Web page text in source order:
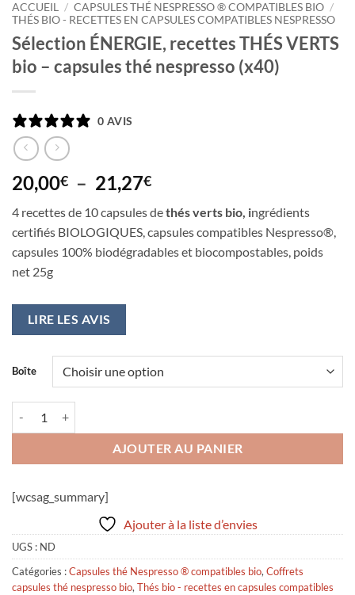
ACCUEIL / CAPSULES THÉ NESPRESSO ® COMPATIBLES BIO /
THÉS BIO - RECETTES EN CAPSULES COMPATIBLES NESPRESSO
Sélection ÉNERGIE, recettes THÉS VERTS
bio – capsules thé nespresso (x40)
0 AVIS
20,00€ – 21,27€Plage
prix :
20,00€
à
4 recettes de 10 capsules dethés verts bio, ingrédients
certifiés BIOLOGIQUES, capsules compatibles Nespresso®,
capsules 100% biodégradables et biocompostables, poids
net 25g
LIRE LES AVIS
Boîte
AJOUTER AU PANIER
[wcsag_summary]
Ajouter à la liste d’envies
UGS : ND
Catégories :Capsules thé Nespresso ® compatibles bio,Coffrets
capsules thé nespresso bio,Thés bio - recettes en capsules compatibles